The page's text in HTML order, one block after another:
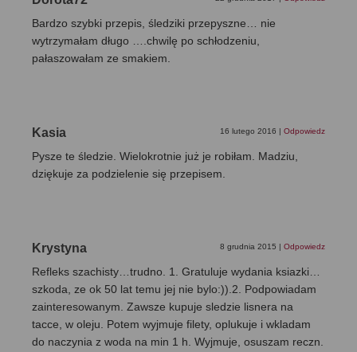
Bardzo szybki przepis, śledziki przepyszne… nie
wytrzymałam długo ….chwilę po schłodzeniu,
pałaszowałam ze smakiem.
Kasia 16 lutego 2016 | Odpowiedz
Pysze te śledzie. Wielokrotnie już je robiłam. Madziu,
dziękuje za podzielenie się przepisem.
Krystyna 8 grudnia 2015 | Odpowiedz
Refleks szachisty…trudno. 1. Gratuluje wydania ksiazki…
szkoda, ze ok 50 lat temu jej nie bylo:)).2. Podpowiadam
zainteresowanym. Zawsze kupuje sledzie lisnera na
tacce, w oleju. Potem wyjmuje filety, oplukuje i wkladam
do naczynia z woda na min 1 h. Wyjmuje, osuszam reczn.